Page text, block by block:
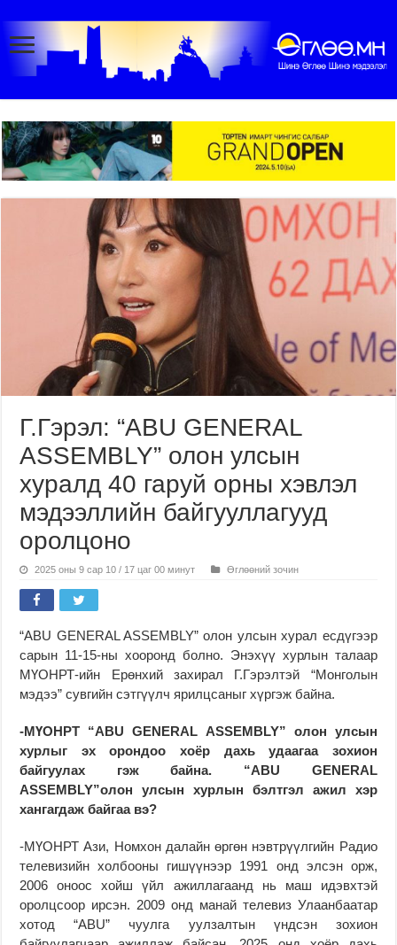
Г.Гэрэл: “ABU GENERAL
ASSEMBLY” олон улсын
хуралд 40 гаруй орны хэвлэл
мэдээллийн байгууллагууд
оролцоно
2025 оны 9 сар 10 / 17 цаг 00 минут Өглөөний зочин
“ABU GENERAL ASSEMBLY” олон улсын хурал есдүгээр
сарын 11-15-ны хооронд болно. Энэхүү хурлын талаар
МҮОНРТ-ийн Ерөнхий захирал Г.Гэрэлтэй “Монголын
мэдээ” сувгийн сэтгүүлч ярилцсаныг хүргэж байна.
-МҮОНРТ “ABU GENERAL ASSEMBLY” олон улсын
хурлыг эх орондоо хоёр дахь удаагаа зохион
байгуулах гэж байна. “ABU GENERAL
ASSEMBLY”олон улсын хурлын бэлтгэл ажил хэр
хангагдаж байгаа вэ?
-МҮОНРТ Ази, Номхон далайн өргөн нэвтрүүлгийн Радио
телевизийн холбооны гишүүнээр 1991 онд элсэн орж,
2006 оноос хойш үйл ажиллагаанд нь маш идэвхтэй
оролцсоор ирсэн. 2009 онд манай телевиз Улаанбаатар
хотод “ABU” чуулга уулзалтын үндсэн зохион